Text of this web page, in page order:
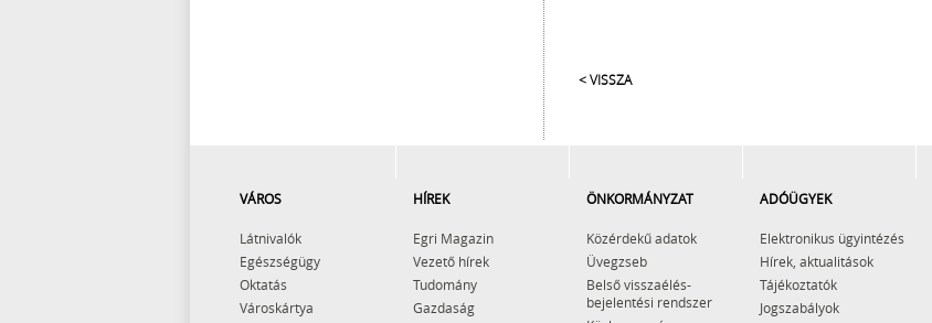
< VISSZA
VÁROS
Látnivalók
Egészségügy
Oktatás
Városkártya
HÍREK
Egri Magazin
Vezető hírek
Tudomány
Gazdaság
ÖNKORMÁNYZAT
Közérdekű adatok
Üvegzseb
Belső visszaélés-
bejelentési rendszer
ADÓÜGYEK
Elektronikus ügyintézés
Hírek, aktualitások
Tájékoztatók
Jogszabályok